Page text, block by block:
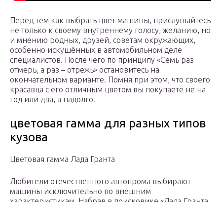
Перед тем как выбрать цвет машины, прислушайтесь
не только к своему внутреннему голосу, желанию, но
и мнению родных, друзей, советам окружающих,
особенно искушённых в автомобильном деле
специалистов. После чего по принципу «Семь раз
отмерь, а раз – отрежь» остановитесь на
окончательном варианте. Помня при этом, что своего
красавца с его отличным цветом вы покупаете не на
год или два, а надолго!
цветовая гамма для разных типов
кузова
Цветовая гамма Лада Гранта
Любители отечественного автопрома выбирают
машины исключительно по внешним